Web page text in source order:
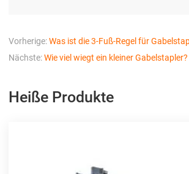
Vorherige:Was ist die 3-Fuß-Regel für
Nächste:Wie viel wiegt ein kleiner Gabelstapler?
Heiße Produkte